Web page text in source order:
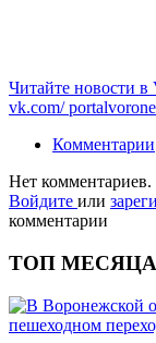
Читайте новости в
vk.com/
Комментарии
Нет
Войдите или
комментарии
ТОП МЕСЯЦА